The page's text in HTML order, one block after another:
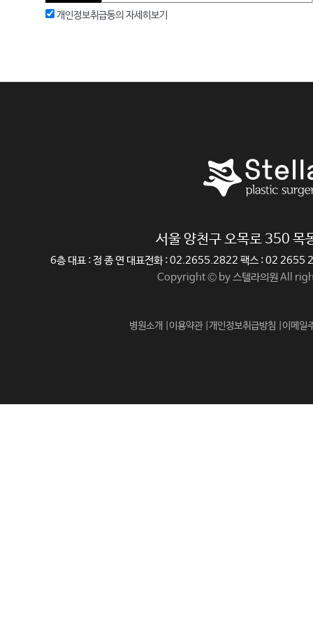
개인정보취급동의 자세히보기
서울 양천구 오목로 350 목
6층 대표 : 정 종 연 대표전화 : 02.2655.2822 팩스 : 02
Copyright © by 스텔라의원 All
병원소개 | 이용약관 | 개인정보취급방침 | 이메일